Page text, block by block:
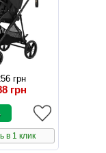
грн
грн
в 1 клик